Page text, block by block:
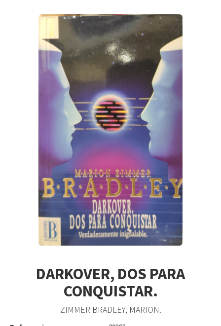
DARKOVER, DOS PARA
CONQUISTAR.
ZIMMER BRADLEY, MARION.